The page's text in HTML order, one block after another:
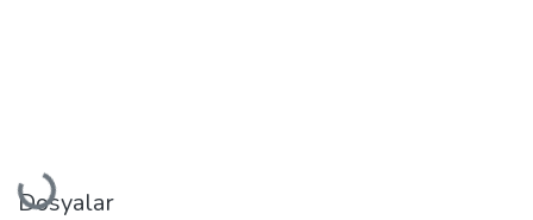
Yükleniyor...
Dosyalar